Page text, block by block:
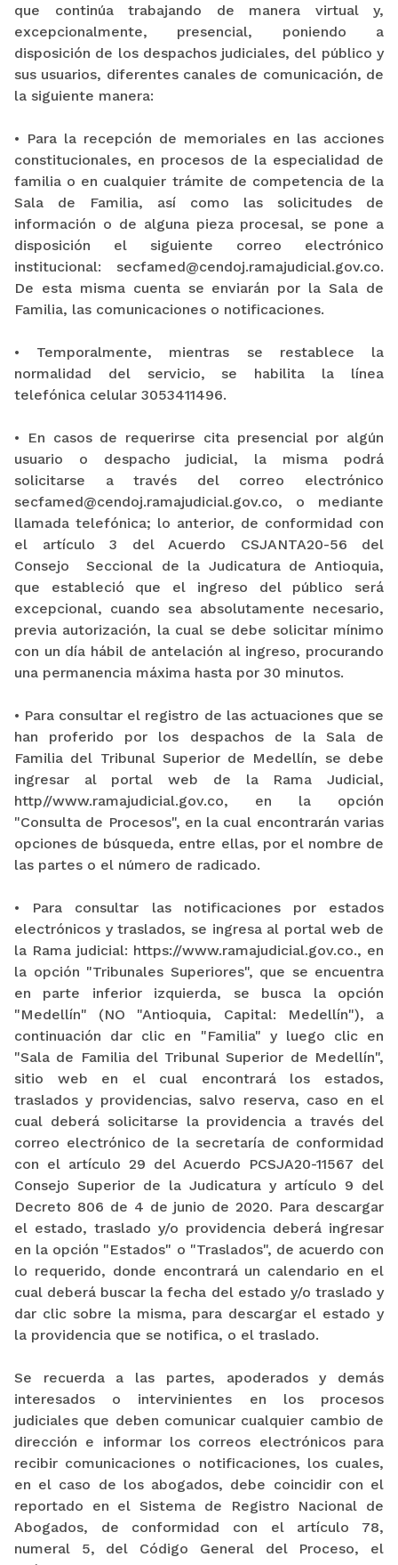
que continúa trabajando de manera virtual y,
excepcionalmente, presencial, poniendo a
disposición de los despachos judiciales, del público y
sus usuarios, diferentes canales de comunicación, de
la siguiente manera:
• Para la recepción de memoriales en las acciones
constitucionales, en procesos de la especialidad de
familia o en cualquier trámite de competencia de la
Sala de Familia, así como las solicitudes de
información o de alguna pieza procesal, se pone a
disposición el siguiente correo electrónico
institucional: secfamed@cendoj.ramajudicial.gov.co.
De esta misma cuenta se enviarán por la Sala de
Familia, las comunicaciones o notificaciones.
• Temporalmente, mientras se restablece la
normalidad del servicio, se habilita la línea
telefónica celular 3053411496.
• En casos de requerirse cita presencial por algún
usuario o despacho judicial, la misma podrá
solicitarse a través del correo electrónico
secfamed@cendoj.ramajudicial.gov.co, o mediante
llamada telefónica; lo anterior, de conformidad con
el artículo 3 del Acuerdo CSJANTA20-56 del
Consejo Seccional de la Judicatura de Antioquia,
que estableció que el ingreso del público será
excepcional, cuando sea absolutamente necesario,
previa autorización, la cual se debe solicitar mínimo
con un día hábil de antelación al ingreso, procurando
una permanencia máxima hasta por 30 minutos.
• Para consultar el registro de las actuaciones que se
han proferido por los despachos de la Sala de
Familia del Tribunal Superior de Medellín, se debe
ingresar al portal web de la Rama Judicial,
http//www.ramajudicial.gov.co, en la opción
"Consulta de Procesos", en la cual encontrarán varias
opciones de búsqueda, entre ellas, por el nombre de
las partes o el número de radicado.
• Para consultar las notificaciones por estados
electrónicos y traslados, se ingresa al portal web de
la Rama judicial: https://www.ramajudicial.gov.co., en
la opción "Tribunales Superiores", que se encuentra
en parte inferior izquierda, se busca la opción
"Medellín" (NO "Antioquia, Capital: Medellín"), a
continuación dar clic en "Familia" y luego clic en
"Sala de Familia del Tribunal Superior de Medellín",
sitio web en el cual encontrará los estados,
traslados y providencias, salvo reserva, caso en el
cual deberá solicitarse la providencia a través del
correo electrónico de la secretaría de conformidad
con el artículo 29 del Acuerdo PCSJA20-11567 del
Consejo Superior de la Judicatura y artículo 9 del
Decreto 806 de 4 de junio de 2020. Para descargar
el estado, traslado y/o providencia deberá ingresar
en la opción "Estados" o "Traslados", de acuerdo con
lo requerido, donde encontrará un calendario en el
cual deberá buscar la fecha del estado y/o traslado y
dar clic sobre la misma, para descargar el estado y
la providencia que se notifica, o el traslado.
Se recuerda a las partes, apoderados y demás
interesados o intervinientes en los procesos
judiciales que deben comunicar cualquier cambio de
dirección e informar los correos electrónicos para
recibir comunicaciones o notificaciones, los cuales,
en el caso de los abogados, debe coincidir con el
reportado en el Sistema de Registro Nacional de
Abogados, de conformidad con el artículo 78,
numeral 5, del Código General del Proceso, el